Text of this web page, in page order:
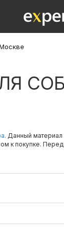
Данный материал
к покупке. Перед